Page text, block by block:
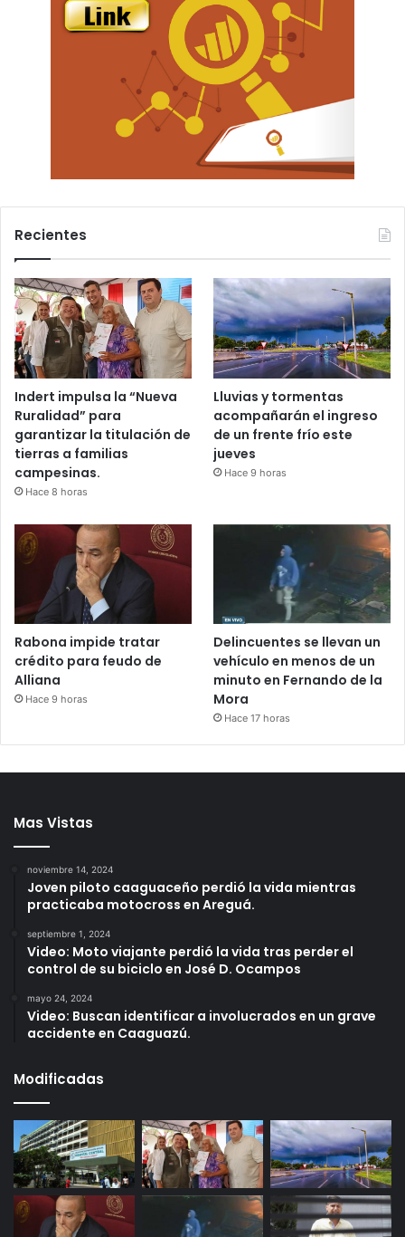
Recientes
Indert impulsa la “Nueva
Ruralidad” para
garantizar la titulación de
tierras a familias
campesinas.
Hace 8 horas
Lluvias y tormentas
acompañarán el ingreso
de un frente frío este
jueves
Hace 9 horas
Rabona impide tratar
crédito para feudo de
Alliana
Hace 9 horas
Delincuentes se llevan un
vehículo en menos de un
minuto en Fernando de la
Mora
Hace 17 horas
Mas Vistas
noviembre 14, 2024
Joven piloto caaguaceño perdió la vida mientras
practicaba motocross en Areguá.
septiembre 1, 2024
Video: Moto viajante perdió la vida tras perder el
control de su biciclo en José D. Ocampos
mayo 24, 2024
Video: Buscan identificar a involucrados en un grave
accidente en Caaguazú.
Modificadas